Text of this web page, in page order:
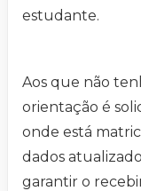
estudante.
Aos que não
orientação é
onde está
dados
garantir o